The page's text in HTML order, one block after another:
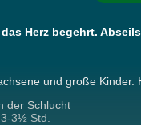
Herz begehrt.
und große
der Schlucht
3½ Std.